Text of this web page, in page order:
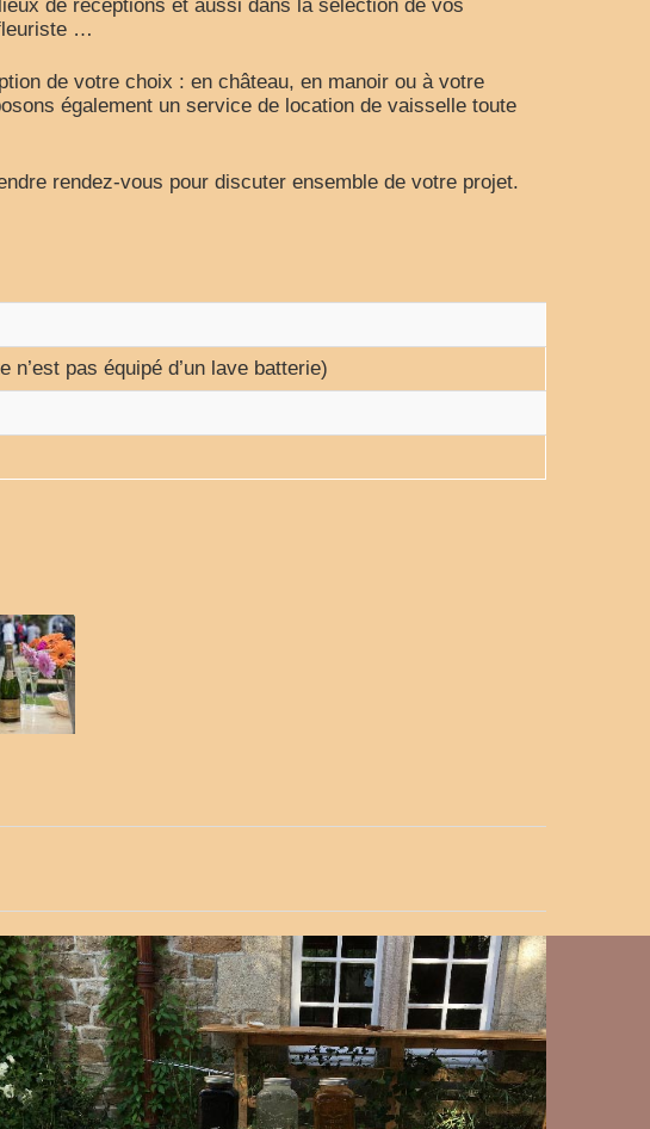
de réceptions et aussi dans la sélection de vos
…
de votre choix : en château, en manoir ou à votre
également un service de location de vaisselle toute
rendez-vous pour discuter ensemble de votre projet.
pas équipé d’un lave batterie)